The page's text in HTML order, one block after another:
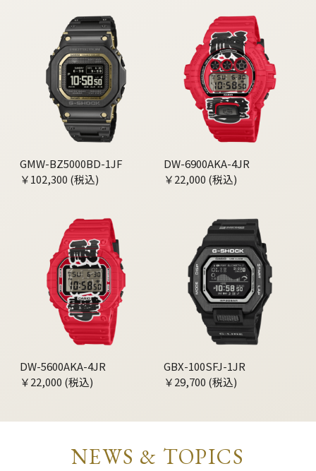
GMW-BZ5000BD-1JF
￥102,300 (税込)
DW-6900AKA-4JR
￥22,000 (税込)
DW-5600AKA-4JR
￥22,000 (税込)
GBX-100SFJ-1JR
￥29,700 (税込)
NEWS & TOPICS